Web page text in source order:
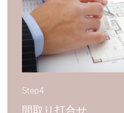
Step4
間取り打合せ